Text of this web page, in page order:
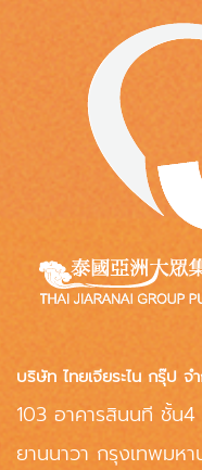
บริษัท ไทยเจียระไน กรุ๊ป จ
103 อาคารสินนที ชั้น
ยานนาวา กรุงเทพมหา